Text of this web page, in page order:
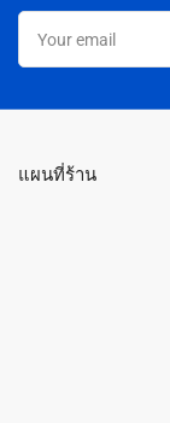
Your
email
แผนที่ร้าน